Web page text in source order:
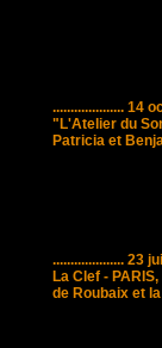
.................... 14
"L'Atelier du
Patricia et
.................... 23
La Clef -
de Roubaix et la